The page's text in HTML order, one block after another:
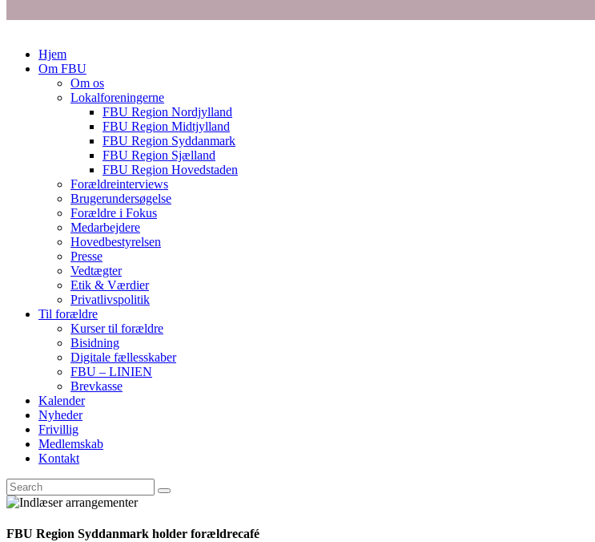
Hjem
Om FBU
Om os
Lokalforeningerne
FBU Region Nordjylland
FBU Region Midtjylland
FBU Region Syddanmark
FBU Region Sjælland
FBU Region Hovedstaden
Forældreinterviews
Brugerundersøgelse
Forældre i Fokus
Medarbejdere
Hovedbestyrelsen
Presse
Vedtægter
Etik & Værdier
Privatlivspolitik
Til forældre
Kurser til forældre
Bisidning
Digitale fællesskaber
FBU – LINIEN
Brevkasse
Kalender
Nyheder
Frivillig
Medlemskab
Kontakt
FBU Region Syddanmark holder forældrecafé